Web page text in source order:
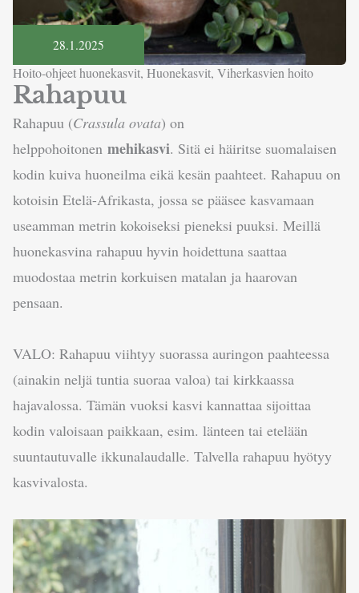
28.1.2025
Hoito-ohjeet huonekasvit, Huonekasvit, Viherkasvien hoito
Rahapuu
Rahapuu (Crassula ovata) on
helppohoitonen mehikasvi. Sitä ei häiritse suomalaisen
kodin kuiva huoneilma eikä kesän paahteet. Rahapuu on
kotoisin Etelä-Afrikasta, jossa se pääsee kasvamaan
useamman metrin kokoiseksi pieneksi puuksi. Meillä
huonekasvina rahapuu hyvin hoidettuna saattaa
muodostaa metrin korkuisen matalan ja haarovan
pensaan.
VALO: Rahapuu viihtyy suorassa auringon paahteessa
(ainakin neljä tuntia suoraa valoa) tai kirkkaassa
hajavalossa. Tämän vuoksi kasvi kannattaa sijoittaa
kodin valoisaan paikkaan, esim. länteen tai etelään
suuntautuvalle ikkunalaudalle. Talvella rahapuu hyötyy
kasvivalosta.